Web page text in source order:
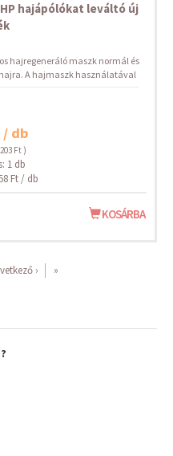
hajápólókat leváltó új
hajregeneráló maszk normál és
A hajmaszk használatával
/ db
Ft )
1 db
Ft / db
KOSÁRBA
› »